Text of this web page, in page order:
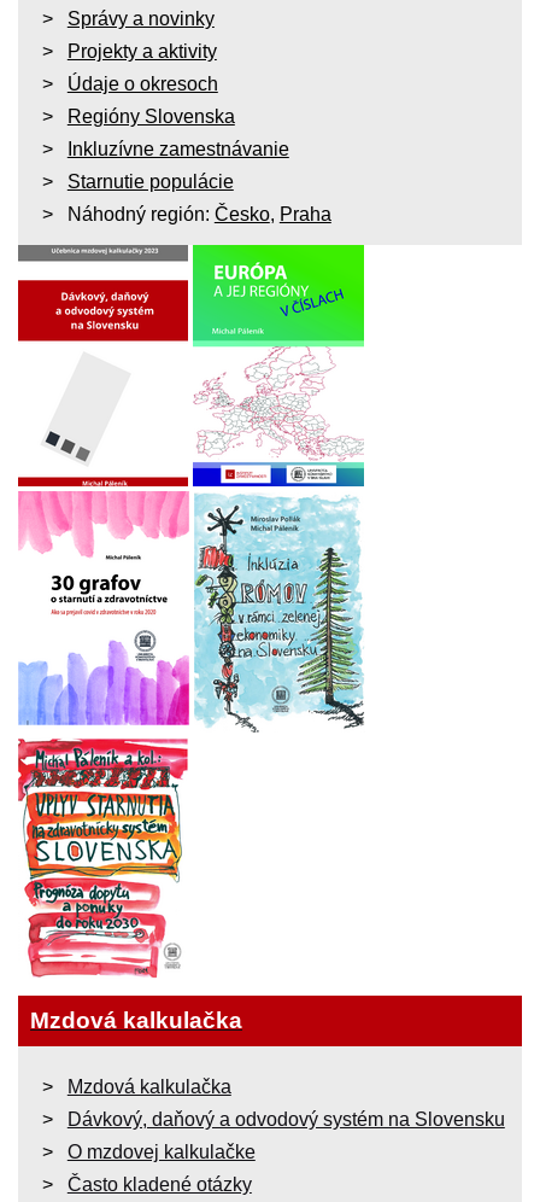
Správy a novinky
Projekty a aktivity
Údaje o okresoch
Regióny Slovenska
Inkluzívne zamestnávanie
Starnutie populácie
Náhodný región: Česko, Praha
Mzdová kalkulačka
Mzdová kalkulačka
Dávkový, daňový a odvodový systém na Slovensku
O mzdovej kalkulačke
Často kladené otázky